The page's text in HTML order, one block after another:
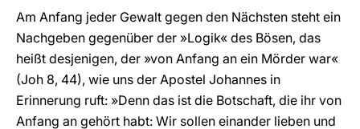
Am Anfang jeder Gewalt gegen den Nächsten steht ein
Nachgeben gegenüber der »Logik« des Bösen, das
heißt desjenigen, der »von Anfang an ein Mörder war«
(Joh 8, 44), wie uns der Apostel Johannes in
Erinnerung ruft: »Denn das ist die Botschaft, die ihr von
Anfang an gehört habt: Wir sollen einander lieben und